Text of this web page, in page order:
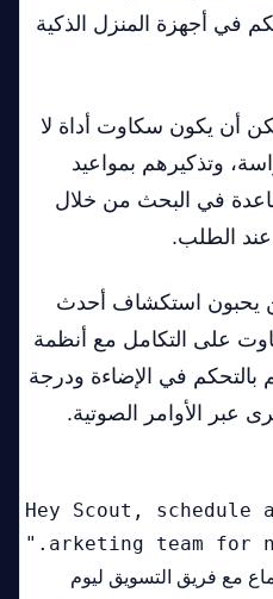
في أجهزة المنزل الذكية
أن يكون سكاوت أداة لا
وتذكيرهم بمواعيد
في البحث من خلال
الطلب.
يحبون استكشاف أحدث
على التكامل مع أنظمة
بالتحكم في الإضاءة ودرجة
عبر الأوامر الصوتية.
"Hey Scout, schedule
arketing team for
مع فريق التسويق ليوم